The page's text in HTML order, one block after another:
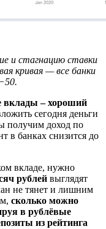
и стагнацию ставки
кривая — все банки
вклады – хороший
сегодня деньги
получим доход по
в банках снизится до
вкладе, нужно
рублей выглядят
не тянет и лишним
сколько можно
в рублёвые
из рейтинга